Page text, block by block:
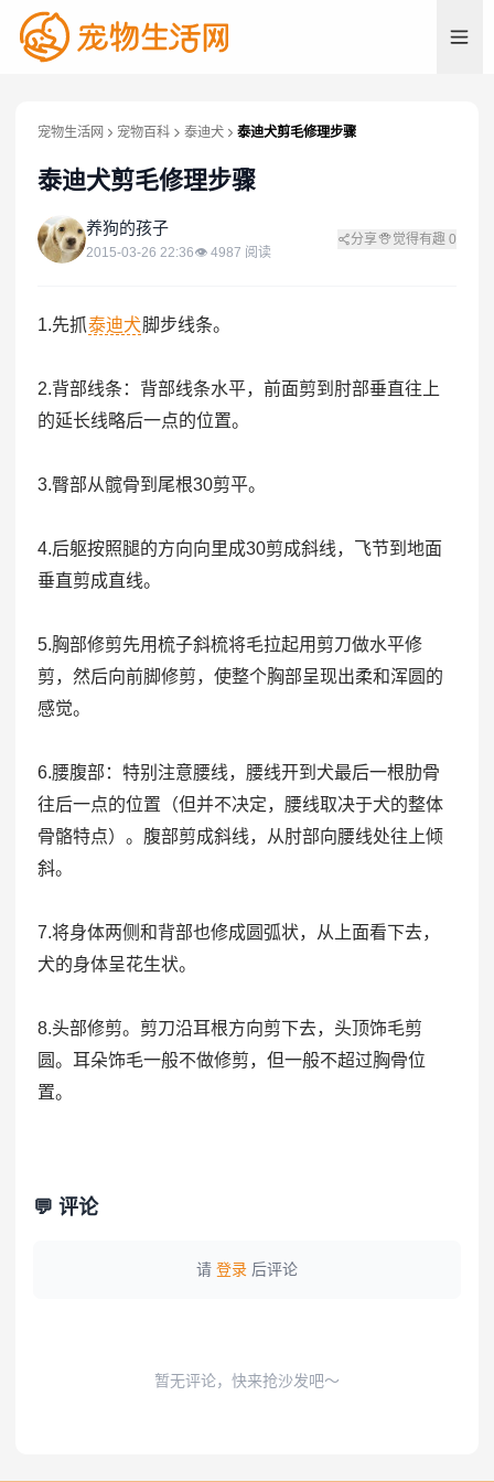
宠物生活网 宠物百科 泰迪犬 泰迪犬剪毛修理步骤
泰迪犬剪毛修理步骤
养 养狗的孩子
2015-03-26 22:36👁 4987 阅读
分享 觉得有趣 0
1.先抓泰迪犬脚步线条。
2.背部线条：背部线条水平，前面剪到肘部垂直往上
的延长线略后一点的位置。
3.臀部从髋骨到尾根30剪平。
4.后躯按照腿的方向向里成30剪成斜线，飞节到地面
垂直剪成直线。
5.胸部修剪先用梳子斜梳将毛拉起用剪刀做水平修
剪，然后向前脚修剪，使整个胸部呈现出柔和浑圆的
感觉。
6.腰腹部：特别注意腰线，腰线开到犬最后一根肋骨
往后一点的位置（但并不决定，腰线取决于犬的整体
骨骼特点）。腹部剪成斜线，从肘部向腰线处往上倾
斜。
7.将身体两侧和背部也修成圆弧状，从上面看下去，
犬的身体呈花生状。
8.头部修剪。剪刀沿耳根方向剪下去，头顶饰毛剪
圆。耳朵饰毛一般不做修剪，但一般不超过胸骨位
置。
💬 评论
请 登录 后评论
暂无评论，快来抢沙发吧～